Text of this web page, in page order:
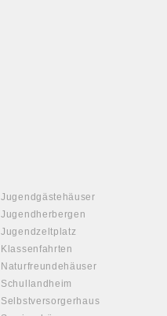
Jugendgästehäuser
Jugendherbergen
Jugendzeltplatz
Klassenfahrten
Naturfreundehäuser
Schullandheim
Selbstversorgerhaus